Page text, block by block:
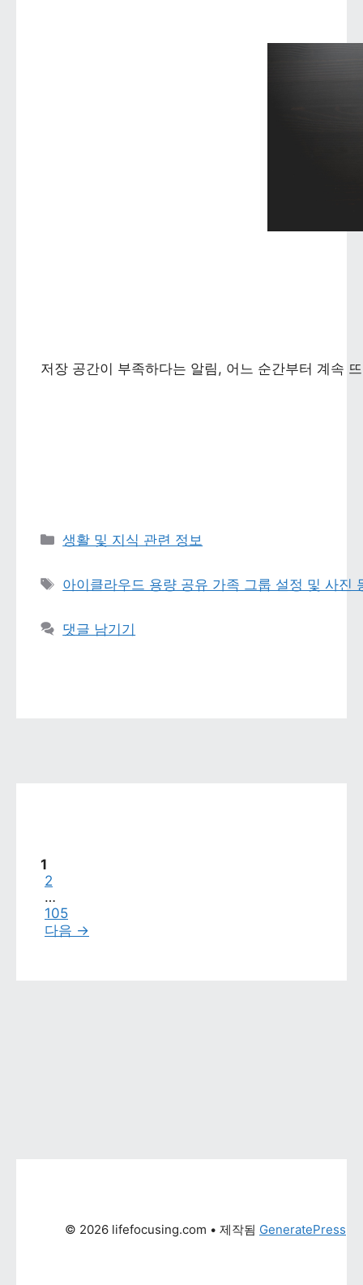
저장 공간이 부족하다는 알림, 어느 순간부터 계속
카테고리
생활 및 지식 관련 정보
태그
아이클라우드 용량 공유 가족 그룹 설정 및 사진
댓글 남기기
페이지
1
페이지
2
…
페이지
105
다음 →
© 2026 lifefocusing.com • 제작됨 GeneratePress